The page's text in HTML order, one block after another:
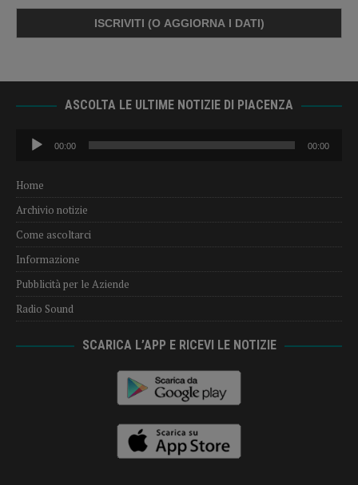
ASCOLTA LE ULTIME NOTIZIE DI PIACENZA
Audio
Player
00:00 00:00
Home
Archivio notizie
Come ascoltarci
Informazione
Pubblicità per le Aziende
Radio Sound
SCARICA L’APP E RICEVI LE NOTIZIE